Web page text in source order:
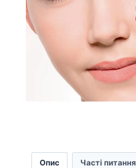
Опис Часті питання